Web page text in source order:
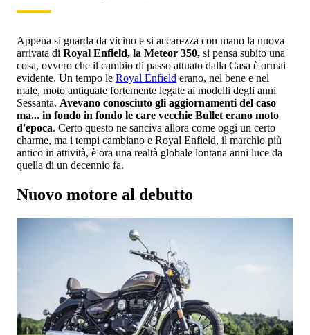
Appena si guarda da vicino e si accarezza con mano la nuova
arrivata di Royal Enfield, la Meteor 350, si pensa subito una
cosa, ovvero che il cambio di passo attuato dalla Casa è ormai
evidente. Un tempo le Royal Enfield erano, nel bene e nel
male, moto antiquate fortemente legate ai modelli degli anni
Sessanta. Avevano conosciuto gli aggiornamenti del caso
ma... in fondo in fondo le care vecchie Bullet erano moto
d'epoca. Certo questo ne sanciva allora come oggi un certo
charme, ma i tempi cambiano e Royal Enfield, il marchio più
antico in attività, è ora una realtà globale lontana anni luce da
quella di un decennio fa.
Nuovo motore al debutto